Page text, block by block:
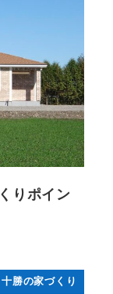
りポイン
十勝の家づくり